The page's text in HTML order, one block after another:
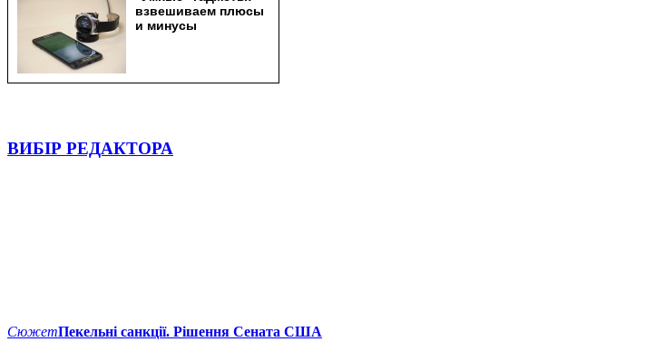
ВИБІР РЕДАКТОРА
СюжетПекельні санкції. Рішення Сената США